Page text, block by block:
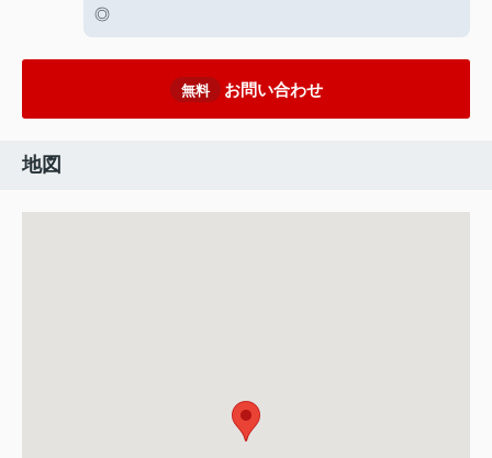
◎
無料 お問い合わせ
地図